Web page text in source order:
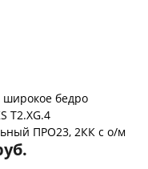
широкое бедро
T2.XG.4
ПРО23, 2КК с о/м